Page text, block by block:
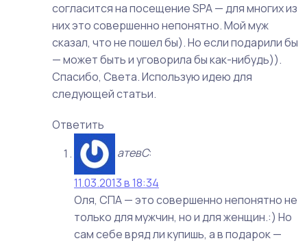
согласится на посещение SPA — для многих из
них это совершенно непонятно. Мой муж
сказал, что не пошел бы). Но если подарили бы
— может быть и уговорила бы как-нибудь)).
Спасибо, Света. Использую идею для
следующей статьи.
Ответить
атевС:
11.03.2013 в 18:34
Оля, СПА — это совершенно непонятно не
только для мужчин, но и для женщин.:) Но
сам себе вряд ли купишь, а в подарок —